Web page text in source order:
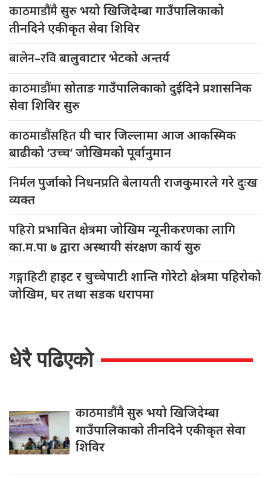
काठमाडौंमैसुरु भयो खिजिदेम्बा गाउँपालिकाको
तीनदिने एकीकृत सेवा शिविर
बालेन–रविबालुवाटार भेटको अन्तर्य
काठमाडौंमासोताङ गाउँपालिकाको दुईदिने प्रशासनिक
सेवा शिविर सुरु
काठमाडौंसहितयी चार जिल्लामा आज आकस्मिक
बाढीको ‘उच्च’ जोखिमको पूर्वानुमान
निर्मलपुर्जाको निधनप्रति बेलायती राजकुमारले गरे दुःख
व्यक्त
पहिरोप्रभावित क्षेत्रमा जोखिम न्यूनीकरणका लागि
का.म.पा ७ द्वारा अस्थायी संरक्षण कार्य सुरु
गङ्गाहिटीहाइट र चुच्चेपाटी शान्ति गोरेटो क्षेत्रमा पहिरोको
जोखिम, घर तथा सडक धरापमा
धेरै पढिएको
काठमाडौंमैसुरु भयो खिजिदेम्बा
गाउँपालिकाको तीनदिने एकीकृत सेवा
शिविर